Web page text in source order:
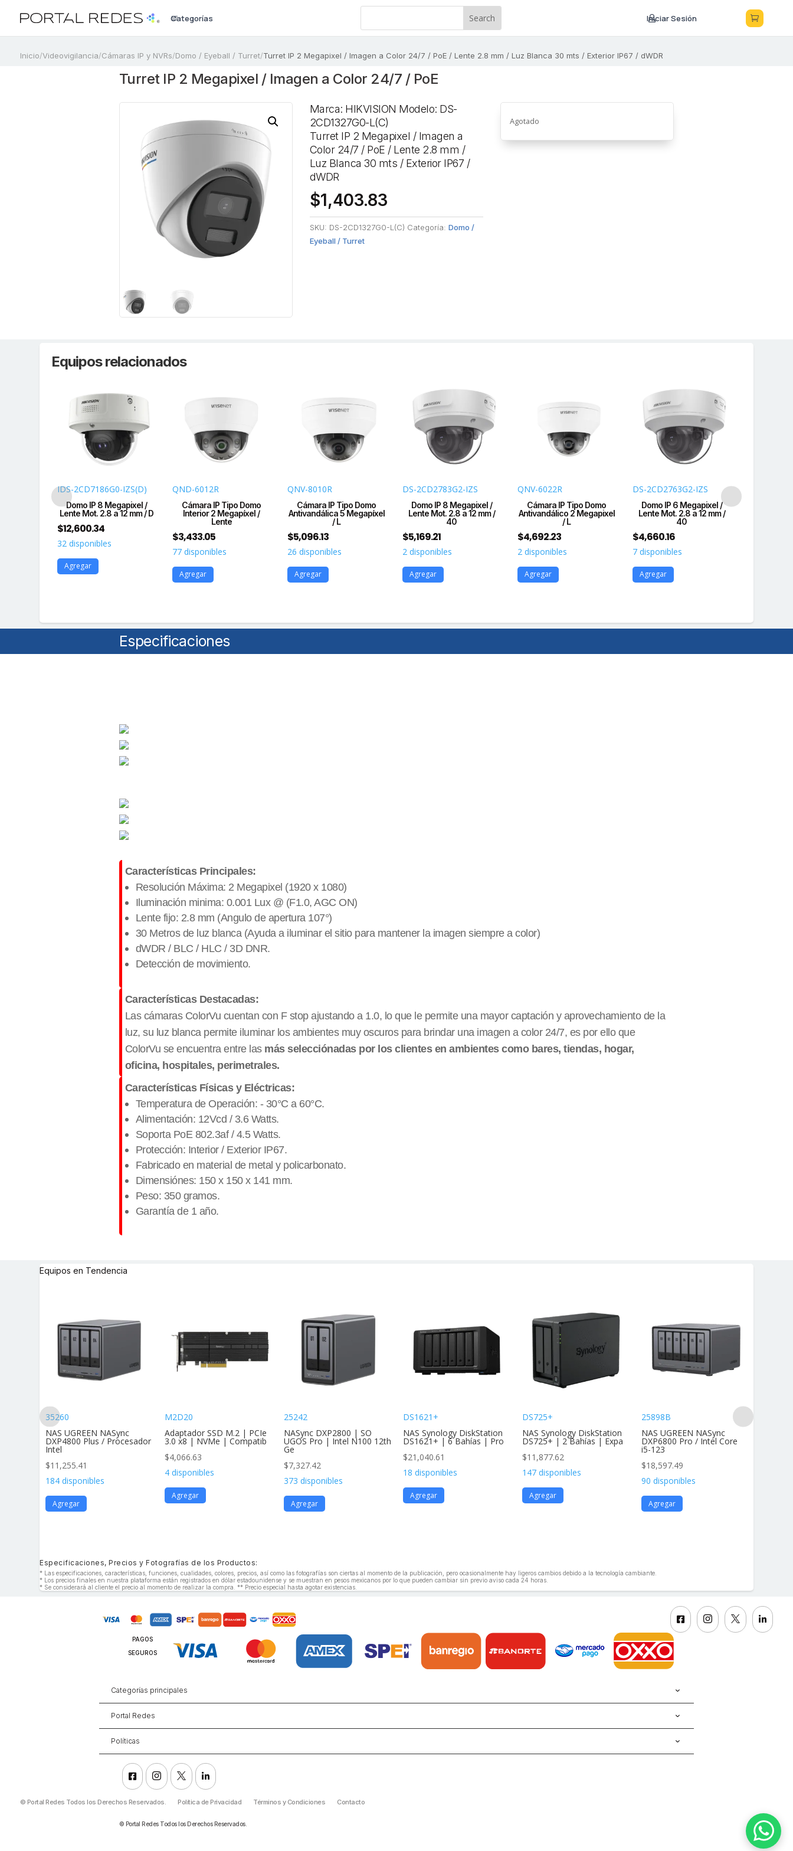
a
Categorías 
Iniciar Sesión 

Inicio/Videovigilancia/Cámaras IP y NVRs/Domo / Eyeball / Turret/Turret IP 2 Megapixel / Imagen a Color 24/7 / PoE / Lente 2.8 mm / Luz Blanca 30 mts / Exterior IP67 / dWDR
Turret IP 2 Megapixel / Imagen a Color 24/7 / PoE
Marca: HIKVISION Modelo: DS-
2CD1327G0-L(C)
Turret IP 2 Megapixel / Imagen a
Color 24/7 / PoE / Lente 2.8 mm /
Luz Blanca 30 mts / Exterior IP67 /
dWDR
$1,403.83
SKU: DS-2CD1327G0-L(C) Categoría: Domo /
Eyeball / Turret
Agotado
Equipos relacionados
IDS-2CD7186G0-IZS(D)
Domo IP 8 Megapixel /
Lente Mot. 2.8 a 12 mm / D
$12,600.34
32 disponibles
Agregar
QND-6012R
Cámara IP Tipo Domo
Interior 2 Megapíxel /
Lente
$3,433.05
77 disponibles
Agregar
QNV-8010R
Cámara IP Tipo Domo
Antivandálica 5 Megapíxel
/ L
$5,096.13
26 disponibles
Agregar
DS-2CD2783G2-IZS
Domo IP 8 Megapixel /
Lente Mot. 2.8 a 12 mm /
40
$5,169.21
2 disponibles
Agregar
QNV-6022R
Cámara IP Tipo Domo
Antivandálico 2 Megapixel
/ L
$4,692.23
2 disponibles
Agregar
DS-2CD2763G2-IZS
Domo IP 6 Megapixel /
Lente Mot. 2.8 a 12 mm /
40
$4,660.16
7 disponibles
Agregar
Especificaciones
Características Principales:
Resolución Máxima: 2 Megapixel (1920 x 1080)
Iluminación minima: 0.001 Lux @ (F1.0, AGC ON)
Lente fijo: 2.8 mm (Angulo de apertura 107°)
30 Metros de luz blanca (Ayuda a iluminar el sitio para mantener la imagen siempre a color)
dWDR / BLC / HLC / 3D DNR.
Detección de movimiento.
Características Destacadas:
Las cámaras ColorVu cuentan con F stop ajustando a 1.0, lo que le permite una mayor captación y aprovechamiento de la
luz, su luz blanca permite iluminar los ambientes muy oscuros para brindar una imagen a color 24/7, es por ello que
ColorVu se encuentra entre las más selecciónadas por los clientes en ambientes como bares, tiendas, hogar,
oficina, hospitales, perimetrales.
Características Físicas y Eléctricas:
Temperatura de Operación: - 30°C a 60°C.
Alimentación: 12Vcd / 3.6 Watts.
Soporta PoE 802.3af / 4.5 Watts.
Protección: Interior / Exterior IP67.
Fabricado en material de metal y policarbonato.
Dimensiónes: 150 x 150 x 141 mm.
Peso: 350 gramos.
Garantía de 1 año.
Equipos en Tendencia
35260
NAS UGREEN NASync
DXP4800 Plus / Procesador
Intel
$11,255.41
184 disponibles
Agregar
M2D20
Adaptador SSD M.2 | PCIe
3.0 x8 | NVMe | Compatib
$4,066.63
4 disponibles
Agregar
25242
NASync DXP2800 | SO
UGOS Pro | Intel N100 12th
Ge
$7,327.42
373 disponibles
Agregar
DS1621+
NAS Synology DiskStation
DS1621+ | 6 Bahías | Pro
$21,040.61
18 disponibles
Agregar
DS725+
NAS Synology DiskStation
DS725+ | 2 Bahías | Expa
$11,877.62
147 disponibles
Agregar
25898B
NAS UGREEN NASync
DXP6800 Pro / Intel Core
i5-123
$18,597.49
90 disponibles
Agregar
Especificaciones, Precios y Fotografías de los Productos:
* Las especificaciones, características, funciones, cualidades, colores, precios, así como las fotografías son ciertas al momento de la publicación, pero ocasionalmente hay ligeros cambios debido a la tecnología cambiante.
* Los precios finales en nuestra plataforma están registrados en dólar estadounidense y se muestran en pesos mexicanos por lo que pueden cambiar sin previo aviso cada 24 horas.
* Se considerará al cliente el precio al momento de realizar la compra. ** Precio especial hasta agotar existencias.
   
PAGOS
SEGUROS
Categorías principales
Portal Redes
Políticas
   
© Portal Redes Todos los Derechos Reservados. Política de Privacidad Términos y Condiciones Contacto
© Portal Redes Todos los Derechos Reservados.